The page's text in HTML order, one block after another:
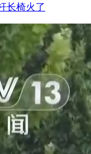
长椅火了